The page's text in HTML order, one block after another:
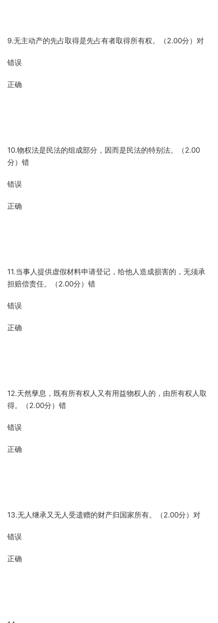
9.无主动产的先占取得是先占有者取得所有权。（2.00分）对
错误
正确
10.物权法是民法的组成部分，因而是民法的特别法。（2.00
分）错
错误
正确
11.当事人提供虚假材料申请登记，给他人造成损害的，无须承
担赔偿责任。（2.00分）错
错误
正确
12.天然孳息，既有所有权人又有用益物权人的，由所有权人取
得。（2.00分）错
错误
正确
13.无人继承又无人受遗赠的财产归国家所有。（2.00分）对
错误
正确